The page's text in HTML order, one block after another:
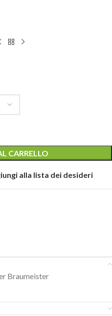
CARRELLO
alla lista dei desideri
Braumeister